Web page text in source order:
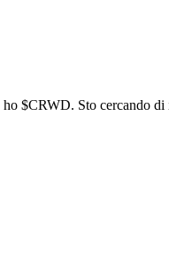
ho $CRWD. Sto cercando